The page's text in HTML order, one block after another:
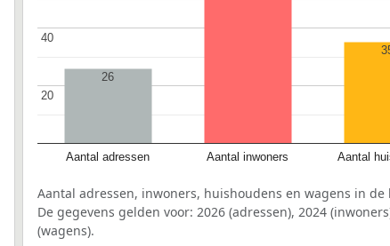
Aantal adressen Aantal inwoners Aantal
20
20
40
40
26
Aantal adressen, inwoners, huishoudens en wagens in de
De gegevens gelden voor: 2026 (adressen), 2024
(wagens).